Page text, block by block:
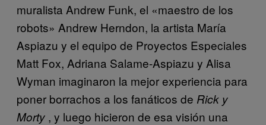
muralista Andrew Funk, el «maestro de los
robots» Andrew Herndon, la artista María
Aspiazu y el equipo de Proyectos Especiales
Matt Fox, Adriana Salame-Aspiazu y Alisa
Wyman imaginaron la mejor experiencia para
poner borrachos a los fanáticos de Rick y
Morty , y luego hicieron de esa visión una